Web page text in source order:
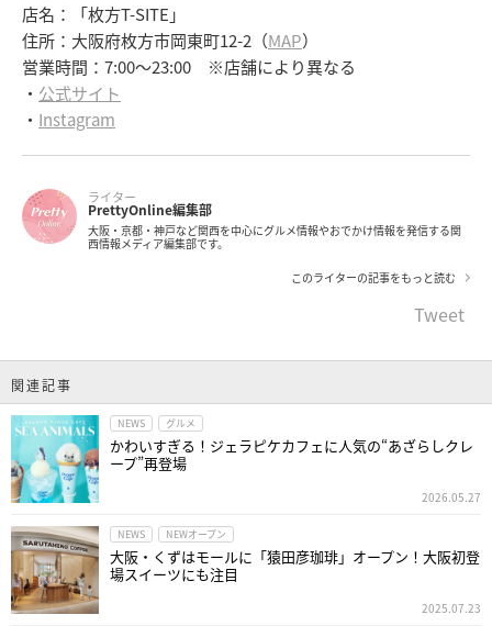
店名：「枚方T-SITE」
住所：大阪府枚方市岡東町12-2（MAP）
営業時間：7:00～23:00 ※店舗により異なる
・ 公式サイト
・ Instagram
ライター
PrettyOnline編集部
大阪・京都・神戸など関西を中心にグルメ情報やおでかけ情報を発信する関
西情報メディア編集部です。
このライターの記事をもっと読む
Tweet
関連記事
NEWS グルメ
かわいすぎる！ジェラピケカフェに人気の“あざらしクレ
ープ”再登場
2026.05.27
NEWS NEWオープン
大阪・くずはモールに「猿田彦珈琲」オープン！大阪初登
場スイーツにも注目
2025.07.23